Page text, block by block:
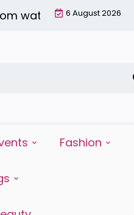
drinken zo6 August 2026
Fashion